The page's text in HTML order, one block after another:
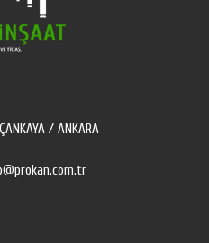
/ ANKARA